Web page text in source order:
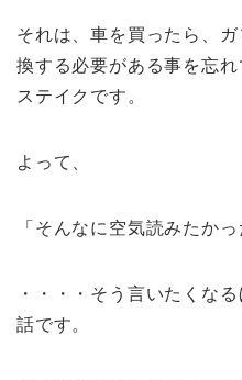
それは、車を買ったら、
換する必要がある事を忘
ステイクです。
よって、
「そんなに空気読みたか
・・・・そう言いたくな
話です。